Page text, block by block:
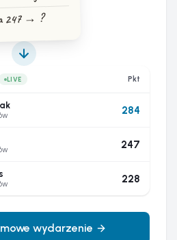
247 → ?
LIVE Pkt
284
247
228
wydarzenie